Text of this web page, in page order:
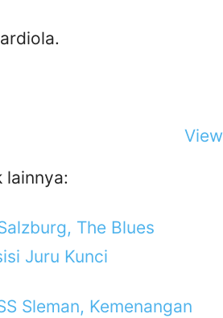
lainnya:
The Blues
Juru Kunci
Sleman, Kemenangan